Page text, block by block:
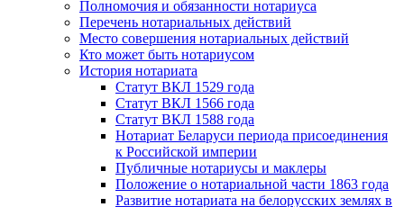
Полномочия и обязанности нотариуса
Перечень нотариальных действий
Место совершения нотариальных действий
Кто может быть нотариусом
История нотариата
Статут ВКЛ 1529 года
Статут ВКЛ 1566 года
Статут ВКЛ 1588 года
Нотариат Беларуси периода присоединения
к Российской империи
Публичные нотариусы и маклеры
Положение о нотариальной части 1863 года
Развитие нотариата на белорусских землях в